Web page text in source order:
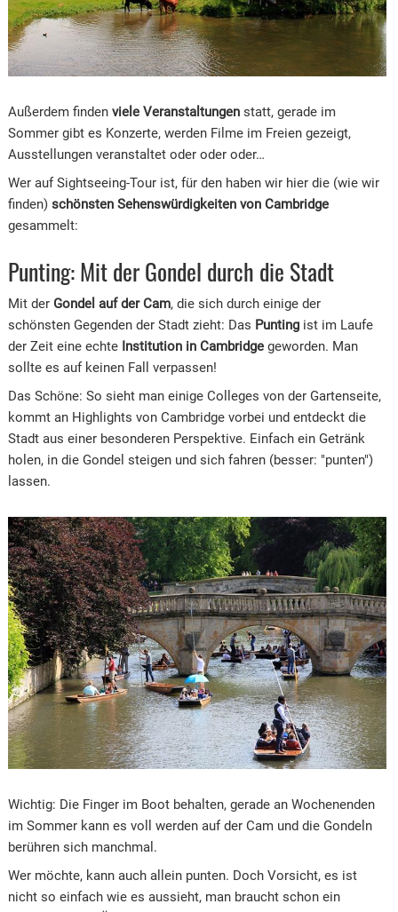
Außerdem finden viele Veranstaltungenstatt, gerade im
Sommer gibt es Konzerte, werden Filme im Freien gezeigt,
Ausstellungen veranstaltet oder oder oder…
Wer auf Sightseeing-Tour ist, für den haben wir hier die (wie wir
finden) schönsten Sehenswürdigkeiten von Cambridge
gesammelt:
Punting: Mit der Gondel durch die Stadt
Mit der Gondel auf der Cam, die sich durch einige der
schönsten Gegenden der Stadt zieht: Das Puntingist im Laufe
der Zeit eine echte Institution in Cambridgegeworden. Man
sollte es auf keinen Fall verpassen!
Das Schöne: So sieht man einige Colleges von der Gartenseite,
kommt an Highlights von Cambridge vorbei und entdeckt die
Stadt aus einer besonderen Perspektive. Einfach ein Getränk
holen, in die Gondel steigen und sich fahren (besser: "punten")
lassen.
Wichtig: Die Finger im Boot behalten, gerade an Wochenenden
im Sommer kann es voll werden auf der Cam und die Gondeln
berühren sich manchmal.
Wer möchte, kann auch allein punten. Doch Vorsicht, es ist
nicht so einfach wie es aussieht, man braucht schon ein